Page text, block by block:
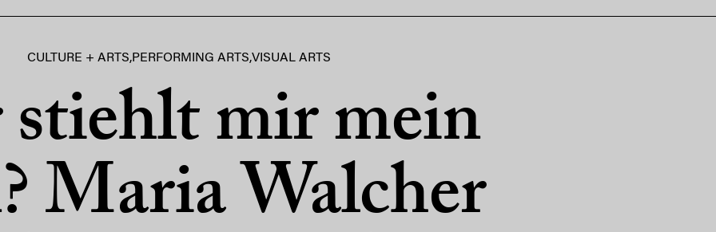
CULTURE + ARTS,PERFORMING ARTS,VISUAL ARTS
stiehlt mir mein
Maria Walcher